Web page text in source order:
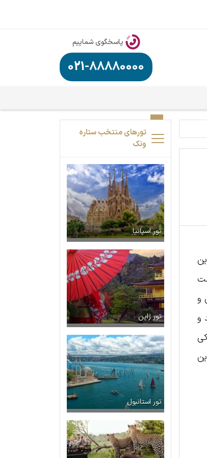
پاسخگوی شماییم
021-88880000
و
و
تورهای منتخب ستاره
ونک
تور اسپانیا
تور ژاپن
تور استانبول